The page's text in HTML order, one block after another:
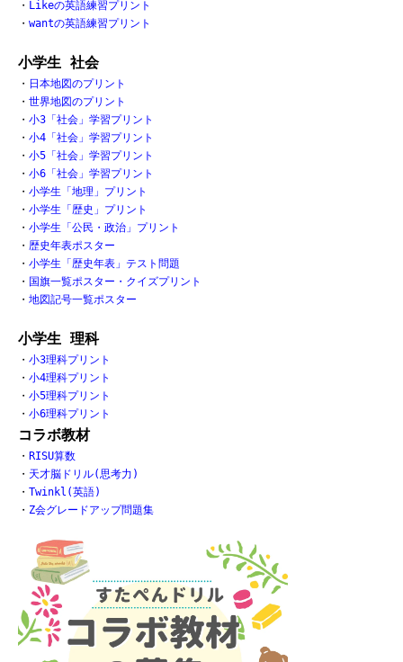
・ Likeの英語練習プリント
・ wantの英語練習プリント
小学生 社会
・ 日本地図のプリント
・ 世界地図のプリント
・ 小3「社会」学習プリント
・ 小4「社会」学習プリント
・ 小5「社会」学習プリント
・ 小6「社会」学習プリント
・ 小学生「地理」プリント
・ 小学生「歴史」プリント
・ 小学生「公民・政治」プリント
・ 歴史年表ポスター
・ 小学生「歴史年表」テスト問題
・ 国旗一覧ポスター・クイズプリント
・ 地図記号一覧ポスター
小学生 理科
・ 小3理科プリント
・ 小4理科プリント
・ 小5理科プリント
・ 小6理科プリント
コラボ教材
・ RISU算数
・ 天才脳ドリル(思考力)
・ Twinkl(英語)
・ Z会グレードアップ問題集